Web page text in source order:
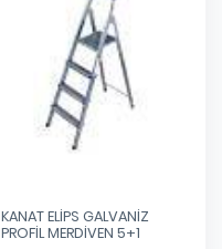
KANAT ELİPS GALVANİZ
PROFİL MERDİVEN 5+1